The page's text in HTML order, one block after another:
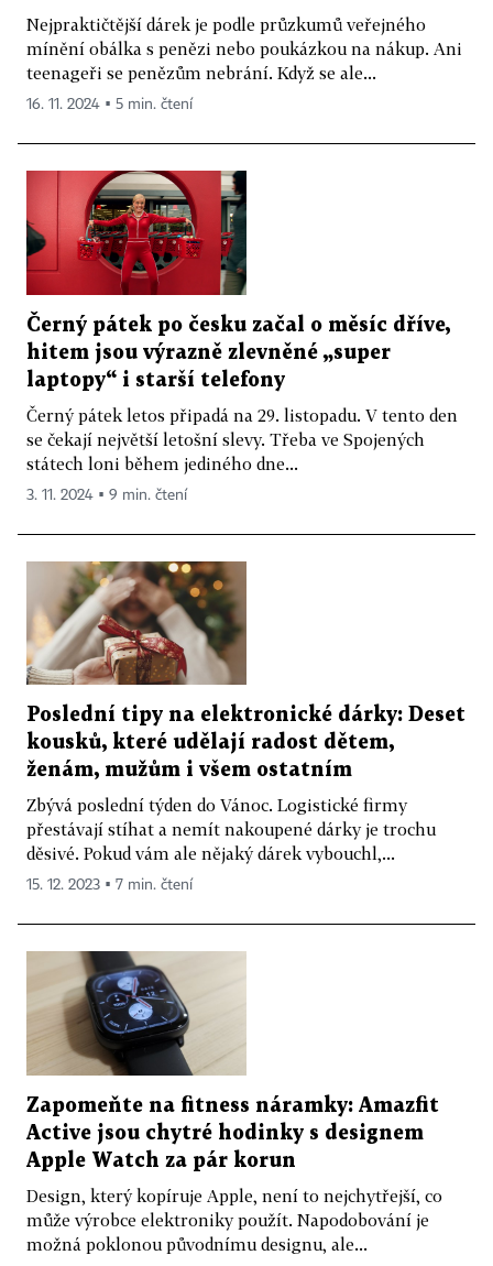
Nejpraktičtější dárek je podle průzkumů veřejného
mínění obálka s penězi nebo poukázkou na nákup. Ani
teenageři se penězům nebrání. Když se ale...
16. 11. 2024 ▪ 5 min. čtení
Černý pátek po česku začal o měsíc dříve,
hitem jsou výrazně zlevněné „super
laptopy“ i starší telefony
Černý pátek letos připadá na 29. listopadu. V tento den
se čekají největší letošní slevy. Třeba ve Spojených
státech loni během jediného dne...
3. 11. 2024 ▪ 9 min. čtení
Poslední tipy na elektronické dárky: Deset
kousků, které udělají radost dětem,
ženám, mužům i všem ostatním
Zbývá poslední týden do Vánoc. Logistické firmy
přestávají stíhat a nemít nakoupené dárky je trochu
děsivé. Pokud vám ale nějaký dárek vybouchl,...
15. 12. 2023 ▪ 7 min. čtení
Zapomeňte na fitness náramky: Amazfit
Active jsou chytré hodinky s designem
Apple Watch za pár korun
Design, který kopíruje Apple, není to nejchytřejší, co
může výrobce elektroniky použít. Napodobování je
možná poklonou původnímu designu, ale...